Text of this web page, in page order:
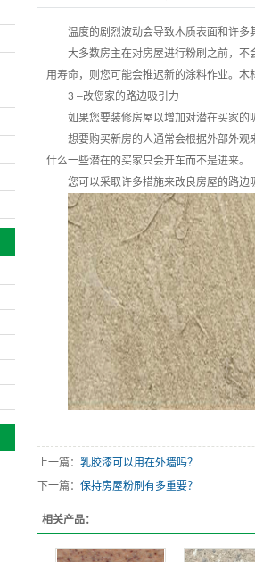
温度的剧烈波动会导致木质表面和许多
大多数房主在对房屋进行粉刷之前，
用寿命，则您可能会推迟新的涂料作业。
3 –改您家的路边吸引力
如果您要装修房屋以增加对潜在买家的
想要购买新房的人通常会根据外部外
什么一些潜在的买家只会开车而不是进来。
您可以采取许多措施来改良房屋的路边
上一篇： 乳胶漆可以用在外墙吗？
下一篇： 保持房屋粉刷有多重要？
相关产品：